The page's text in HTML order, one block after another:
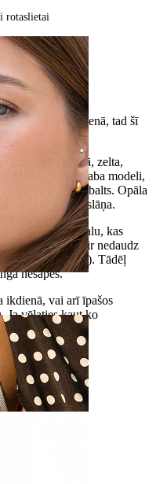
rotaslietai
nēsāšanai ikdienā, tad šī
izvēles, melnā, zelta,
vai arī sudraba modeli,
zaļš, zils, lillā, balts. Opāla
vai pārklājuma slāņa.
ar platāku galu, kas
Tā gals ir nedaudz
ir 20g (0.8 mm). Tādēļ
nesāpēs.
ikdienā, vai arī īpašos
Ja vēlaties kaut ko
opālu.